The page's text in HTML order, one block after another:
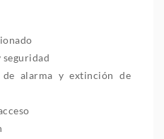
de alarma y extinción de